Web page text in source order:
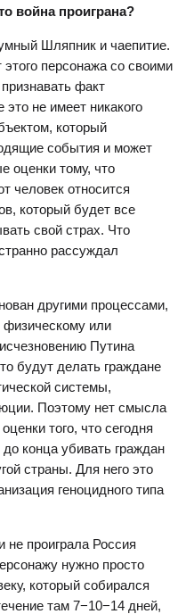
война проиграна?
Шляпник и чаепитие.
персонажа со своими
факт
не имеет никакого
который
события и может
оценки тому, что
человек относится
который будет все
свой страх. Что
рассуждал
другими процессами,
физическому или
Путина
будут делать граждане
системы,
Поэтому нет смысла
того, что сегодня
конца убивать граждан
страны. Для него это
геноцидного типа
не проиграла Россия
нужно просто
который собирался
там 7−10−14 дней,